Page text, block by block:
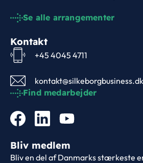
Se alle arrangementer
Kontakt
+45 4045 4711
kontakt@silkeborgbusiness.dk
Find medarbejder
Bliv medlem
Bliv en del af Danmarks stærkeste